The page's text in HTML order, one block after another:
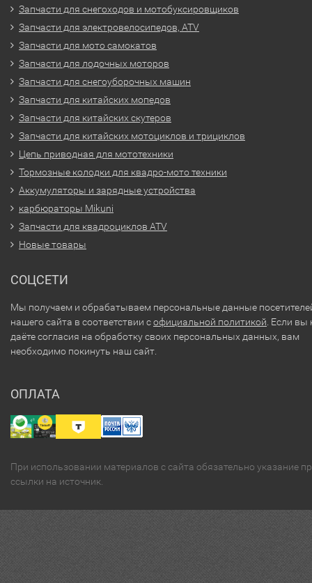
Запчасти для снегоходов и мотобуксировщиков
Запчасти для электровелосипедов, ATV
Запчасти для мото самокатов
Запчасти для лодочных моторов
Запчасти для снегоуборочных машин
Запчасти для китайских мопедов
Запчасти для китайских скутеров
Запчасти для китайских мотоциклов и трициклов
Цепь приводная для мототехники
Тормозные колодки для квадро-мото техники
Аккумуляторы и зарядные устройства
карбюраторы Mikuni
Запчасти для квадроциклов ATV
Новые товары
СОЦСЕТИ
Мы получаем и обрабатываем персональные данные
нашего сайта в соответствии софициальной политикой . Если вы
даёте согласия на обработку своих персональных данных, вам
необходимо покинуть наш сайт.
ОПЛАТА
При использовании материалов с сайта обязательно указание
ссылки на источник.